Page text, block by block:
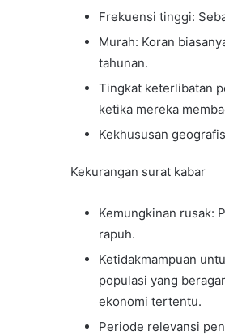
Frekuensi tinggi:
Murah: Koran
tahunan.
Tingkat keterlibatan
ketika mereka
Kekhususan
Kekurangan surat kabar
Kemungkinan rusak:
rapuh.
Ketidakmampuan
populasi yang
ekonomi tertentu.
Periode relevansi